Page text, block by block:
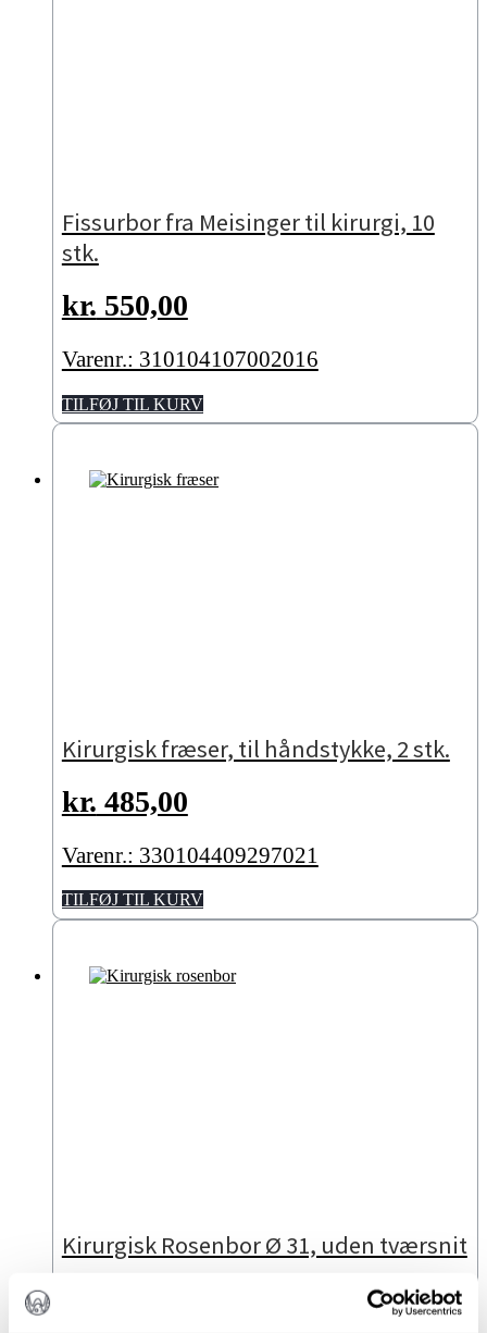
Fissurbor fra Meisinger til kirurgi, 10
stk.
kr. 550,00
Varenr.: 310104107002016
TILFØJ TIL KURV
Kirurgisk fræser, til håndstykke, 2 stk.
kr. 485,00
Varenr.: 330104409297021
TILFØJ TIL KURV
Kirurgisk Rosenbor Ø 31, uden tværsnit